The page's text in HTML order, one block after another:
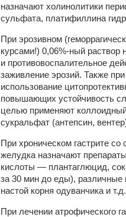
назначают холинолитики
сульфата, платифиллина
При эрозивном
курсами!) 0,06%-ный
и противовоспалительное
заживление эрозий. Также
использование
повышающих устойчивость
целью применяют
сукральфат (антепсин,
При хроническом гастрите
желудка назначают
кислоты — плантаглюцид,
за 30 мин до еды), различные
настой корня одуванчика и
При лечении атрофического